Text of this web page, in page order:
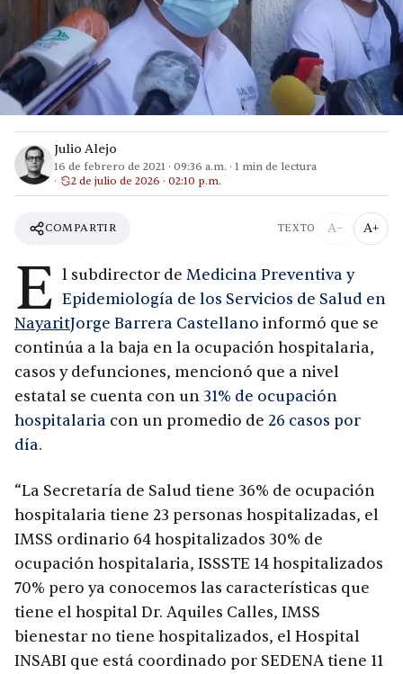
Julio Alejo
16 de febrero de 2021 · 09:36 a.m. · 1 min de lectura
2 de julio de 2026 · 02:10 p.m.
COMPARTIR TEXTO A− A+
E l subdirector de Medicina Preventiva y
Epidemiología de los Servicios de Salud en
NayaritJorge Barrera Castellano informó que se
continúa a la baja en la ocupación hospitalaria,
casos y defunciones, mencionó que a nivel
estatal se cuenta con un31% de ocupación
hospitalaria con un promedio de 26 casos por
día.
“La Secretaría de Salud tiene 36% de ocupación
hospitalaria tiene 23 personas hospitalizadas, el
IMSS ordinario 64 hospitalizados 30% de
ocupación hospitalaria, ISSSTE 14 hospitalizados
70% pero ya conocemos las características que
tiene el hospital Dr. Aquiles Calles, IMSS
bienestar no tiene hospitalizados, el Hospital
INSABI que está coordinado por SEDENA tiene 11